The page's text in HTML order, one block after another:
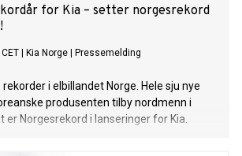
for Kia – setter norgesrekord
Kia Norge Pressemelding
rekorder i elbillandet Norge. Hele sju nye
produsenten tilby nordmenn i
er Norgesrekord i lanseringer for Kia.